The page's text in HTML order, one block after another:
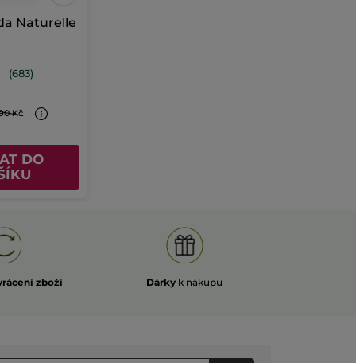
Naturelle
(683)
Kč
DO
zboží Dárky k nákupu